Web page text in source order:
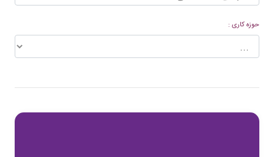
حوزه کاری :